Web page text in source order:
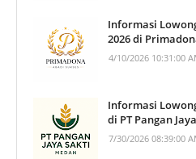
Informasi
2026 di
4/10/2026 10:31:00
Informasi
di PT Pangan
7/30/2026 08:39:00